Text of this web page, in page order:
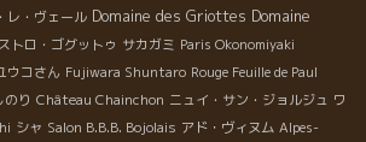
レ・ヴェール Domaine des Griottes Domaine
トロ・ゴグットゥ サカガミ Paris Okonomiyaki
ウコさん Fujiwara Shuntaro Rouge Feuille de Paul
り Château Chainchon ニュイ・サン・ジョルジュ ワ
シャ Salon B.B.B. Bojolais アド・ヴィヌム Alpes-